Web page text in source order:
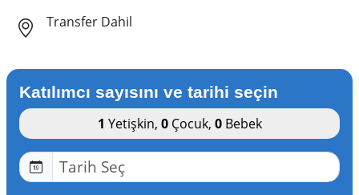
Transfer Dahil
Katılımcı sayısını ve tarihi seçin
1 Yetişkin, 0Çocuk, 0Bebek